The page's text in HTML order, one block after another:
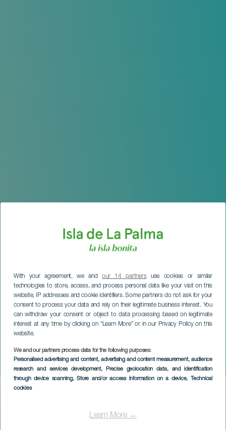
With your agreement, we andour 14 partnersuse cookies or similar
technologies to store, access, and process personal data like your visit on this
website, IP addresses and cookie identifiers. Some partners do not ask for your
consent to process your data and rely on their legitimate business interest. You
can withdraw your consent or object to data processing based on legitimate
interest at any time by clicking on “Learn More” or in our Privacy Policy on this
website.
We and our partners process data for the following purposes:
Personalised advertising and content, advertising and content measurement, audience
research and services development, Precise geolocation data, and identification
through device scanning, Store and/or access information on a device, Technical
cookies
Learn More →
Tradicional boda de los 60
LA PALMA
Imagen